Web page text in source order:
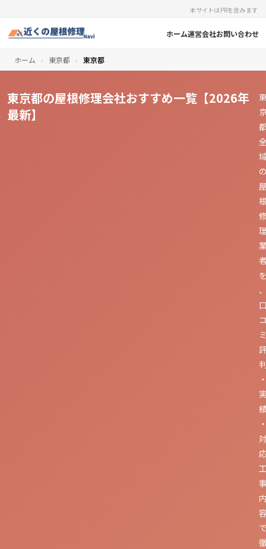
本サイトはPRを含みます
ホーム運営会社お問い合わせ
ホーム › 東京都 › 東京都
東京都の屋根修理会社おすすめ一覧【2026年
最新】